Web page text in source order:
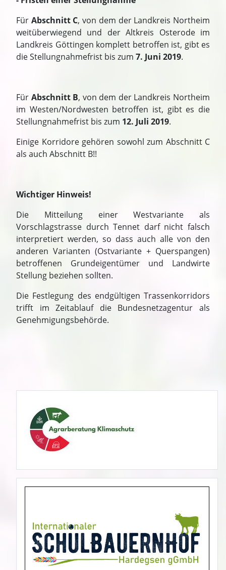
Für Abschnitt C, von dem der Landkreis Northeim
weitüberwiegend und der Altkreis Osterode im
Landkreis Göttingen komplett betroffen ist, gibt es
die Stellungnahmefrist bis zum 7. Juni 2019.
Für Abschnitt B, von dem der Landkreis Northeim
im Westen/Nordwesten betroffen ist, gibt es die
Stellungnahmefrist bis zum 12. Juli 2019.
Einige Korridore gehören sowohl zum Abschnitt C
als auch Abschnitt B!!
Wichtiger Hinweis!
Die Mitteilung einer Westvariante als
Vorschlagstrasse durch Tennet darf nicht falsch
interpretiert werden, so dass auch alle von den
anderen Varianten (Ostvariante + Querspangen)
betroffenen Grundeigentümer und Landwirte
Stellung beziehen sollten.
Die Festlegung des endgültigen Trassenkorridors
trifft im Zeitablauf die Bundesnetzagentur als
Genehmigungsbehörde.